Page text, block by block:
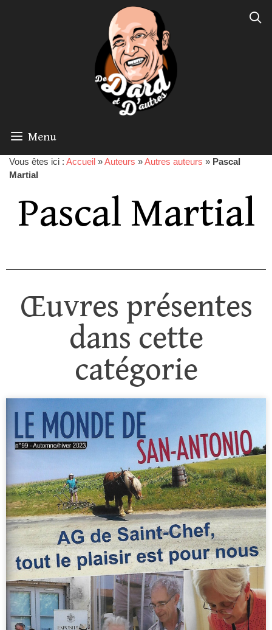
Menu
Vous êtes ici : Accueil »Auteurs »Autres auteurs » Pascal
Martial
Pascal Martial
Œuvres présentes
dans cette
catégorie